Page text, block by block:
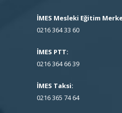
İMES Mesleki Eğitim
0216 364 33 60
İMES PTT:
0216 364 66 39
İMES Taksi:
0216 365 74 64